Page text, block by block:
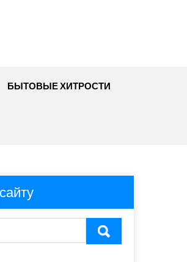
БЫТОВЫЕ ХИТРОСТИ